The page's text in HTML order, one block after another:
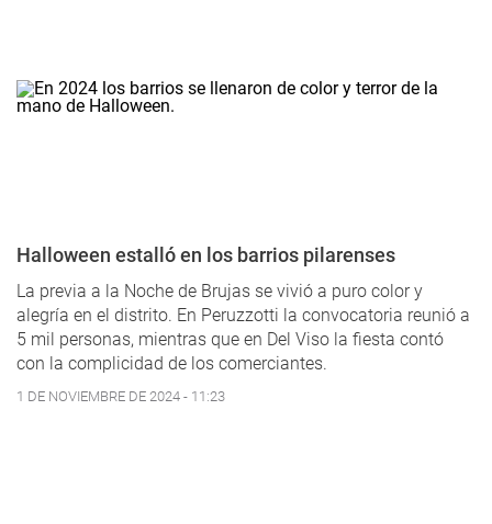
Halloween estalló en los barrios pilarenses
La previa a la Noche de Brujas se vivió a puro color y
alegría en el distrito. En Peruzzotti la convocatoria reunió a
5 mil personas, mientras que en Del Viso la fiesta contó
con la complicidad de los comerciantes.
1 DE NOVIEMBRE DE 2024 - 11:23